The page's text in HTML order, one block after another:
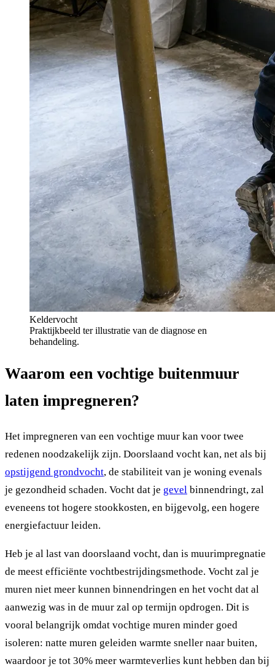
Keldervocht
Praktijkbeeld ter illustratie van de diagnose en
behandeling.
Waarom een vochtige buitenmuur
laten impregneren?
Het impregneren van een vochtige muur kan voor twee
redenen noodzakelijk zijn. Doorslaand vocht kan, net als bij
opstijgend grondvocht, de stabiliteit van je woning evenals
je gezondheid schaden. Vocht dat je gevel binnendringt, zal
eveneens tot hogere stookkosten, en bijgevolg, een hogere
energiefactuur leiden.
Heb je al last van doorslaand vocht, dan is muurimpregnatie
de meest efficiënte vochtbestrijdingsmethode. Vocht zal je
muren niet meer kunnen binnendringen en het vocht dat al
aanwezig was in de muur zal op termijn opdrogen. Dit is
vooral belangrijk omdat vochtige muren minder goed
isoleren: natte muren geleiden warmte sneller naar buiten,
waardoor je tot 30% meer warmteverlies kunt hebben dan bij